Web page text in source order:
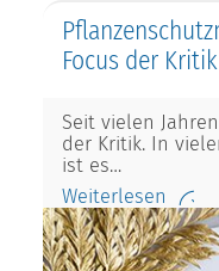
Focus der Kritik
Seit vielen
der Kritik. In
ist es…
Weiterlesen